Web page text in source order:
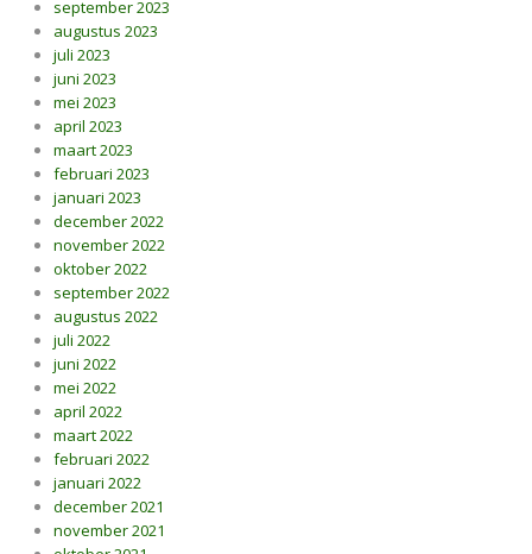
september 2023
augustus 2023
juli 2023
juni 2023
mei 2023
april 2023
maart 2023
februari 2023
januari 2023
december 2022
november 2022
oktober 2022
september 2022
augustus 2022
juli 2022
juni 2022
mei 2022
april 2022
maart 2022
februari 2022
januari 2022
december 2021
november 2021